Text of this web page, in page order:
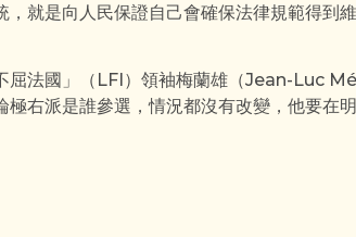
，就是向人民保證自己會確保法律規範得到
屈法國」（LFI）領袖梅蘭雄（Jean-Luc
極右派是誰參選，情況都沒有改變，他要在